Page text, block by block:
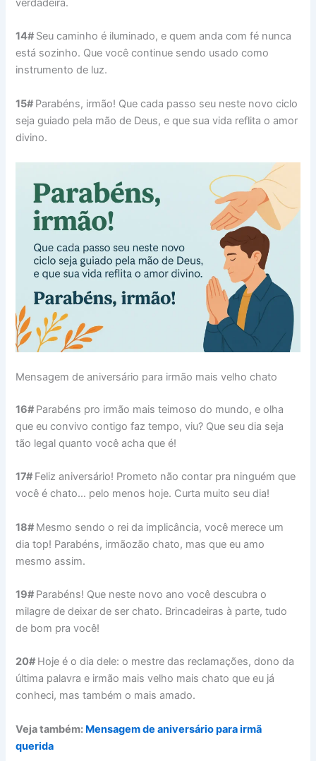
verdadeira.
14#Seu caminho é iluminado, e quem anda com fé nunca
está sozinho. Que você continue sendo usado como
instrumento de luz.
15#Parabéns, irmão! Que cada passo seu neste novo ciclo
seja guiado pela mão de Deus, e que sua vida reflita o amor
divino.
Mensagem de aniversário para irmão mais velho chato
16#Parabéns pro irmão mais teimoso do mundo, e olha
que eu convivo contigo faz tempo, viu? Que seu dia seja
tão legal quanto você acha que é!
17#Feliz aniversário! Prometo não contar pra ninguém que
você é chato… pelo menos hoje. Curta muito seu dia!
18#Mesmo sendo o rei da implicância, você merece um
dia top! Parabéns, irmãozão chato, mas que eu amo
mesmo assim.
19#Parabéns! Que neste novo ano você descubra o
milagre de deixar de ser chato. Brincadeiras à parte, tudo
de bom pra você!
20#Hoje é o dia dele: o mestre das reclamações, dono da
última palavra e irmão mais velho mais chato que eu já
conheci, mas também o mais amado.
Veja também: Mensagem de aniversário para irmã
querida